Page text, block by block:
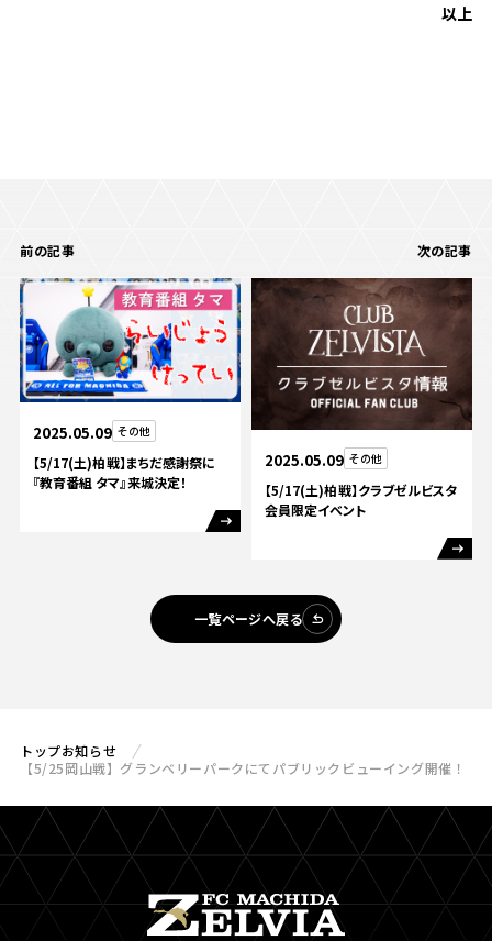
以上
前の記事
2025.05.09 その他
【5/17(土)柏戦】まちだ感謝祭に
『教育番組 タマ』来城決定！
次の記事
2025.05.09 その他
【5/17(土)柏戦】クラブゼルビスタ
会員限定イベント
一覧ページへ戻る
トップお知らせ
【5/25岡山戦】グランベリーパークにてパブリックビューイング開催！